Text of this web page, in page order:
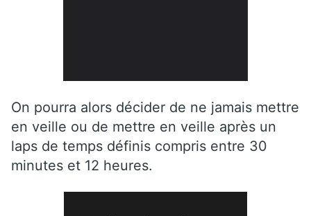
On pourra alors décider de ne jamais mettre
en veille ou de mettre en veille après un
laps de temps définis compris entre 30
minutes et 12 heures.